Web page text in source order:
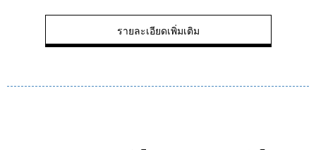
รายละเอียดเพิ่มเติม